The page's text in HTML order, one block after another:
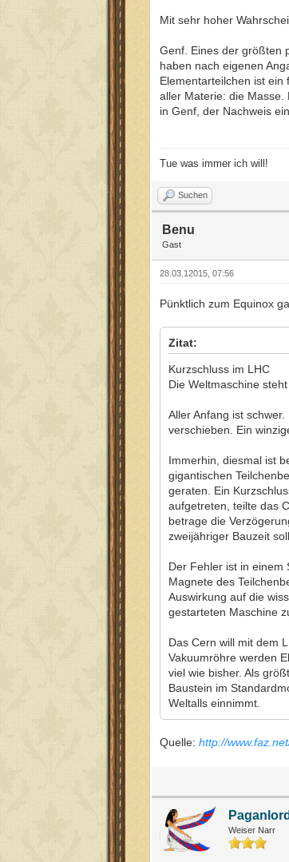
Mit sehr hoher
Genf. Eines der größten
haben nach eigenen
Elementarteilchen ist
aller Materie: die Masse.
in Genf, der Nachweis
Tue was immer ich will!
Suchen
Benu
Gast
28.03.12015, 07:56
Pünktlich zum Equinox
Zitat:
Kurzschluss im LHC
Die Weltmaschine
Aller Anfang ist
verschieben. Ein
Immerhin, diesmal ist
gigantischen
geraten. Ein
aufgetreten, teilte das
betrage die
zweijähriger Bauzeit
Der Fehler ist in einem
Magnete des
Auswirkung auf die
gestarteten Maschine
Das Cern will mit dem
Vakuumröhre werden
viel wie bisher. Als
Baustein im
Weltalls einnimmt.
Quelle: http://
Paganlord
Weiser Narr